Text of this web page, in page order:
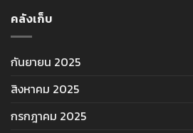
คลังเก็บ
กันยายน 2025
สิงหาคม 2025
กรกฎาคม 2025